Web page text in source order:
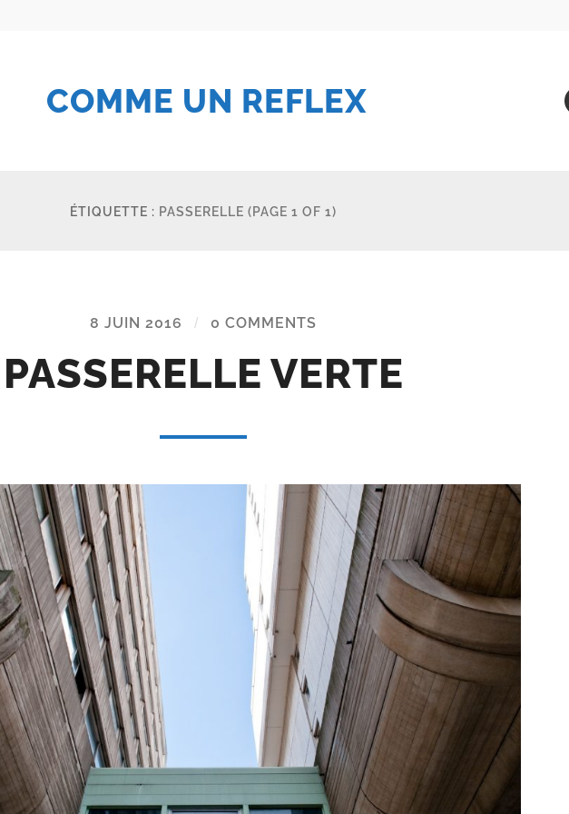
COMME UN REFLEX
ÉTIQUETTE : PASSERELLE (PAGE 1 OF 1)
8 JUIN 2016 / 0 COMMENTS
PASSERELLE VERTE